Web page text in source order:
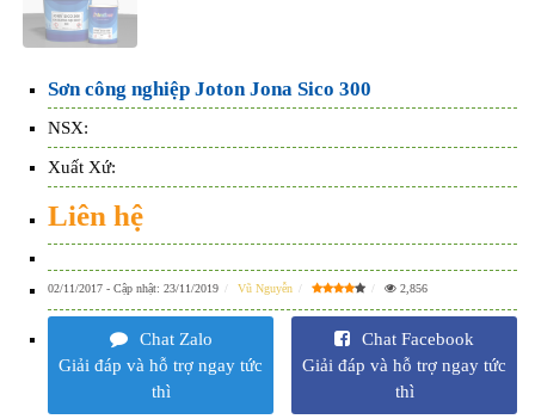
Sơn công nghiệp Joton Jona Sico 300
NSX:
Xuất Xứ:
Liên hệ
02/11/2017 - Cập nhật: 23/11/2019 Vũ Nguyễn 2,856
Chat Zalo
Giải đáp và hỗ trợ ngay tức
thì
Chat Facebook
Giải đáp và hỗ trợ ngay tức
thì